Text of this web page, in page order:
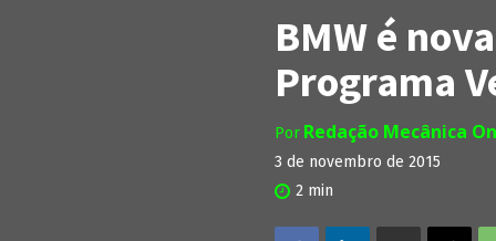
BMW é
Programa
Por Redação Mecânica
3 de novembro de 2015
2 min